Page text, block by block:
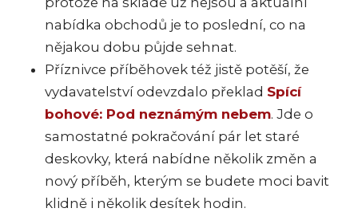
nabídka obchodů je to poslední, co na
nějakou dobu půjde sehnat.
Příznivce příběhovek též jistě potěší, že
vydavatelství odevzdalo překlad Spící
bohové: Pod neznámým nebem. Jde o
samostatné pokračování pár let staré
deskovky, která nabídne několik změn a
nový příběh, kterým se budete moci bavit
klidně i několik desítek hodin.